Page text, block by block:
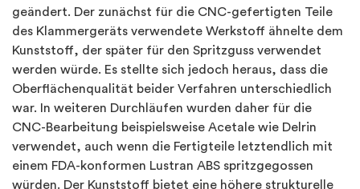
geändert. Der zunächst für die CNC-gefertigten Teile
des Klammergeräts verwendete Werkstoff ähnelte dem
Kunststoff, der später für den Spritzguss verwendet
werden würde. Es stellte sich jedoch heraus, dass die
Oberflächenqualität beider Verfahren unterschiedlich
war. In weiteren Durchläufen wurden daher für die
CNC-Bearbeitung beispielsweise Acetale wie Delrin
verwendet, auch wenn die Fertigteile letztendlich mit
einem FDA-konformen Lustran ABS spritzgegossen
würden. Der Kunststoff bietet eine höhere strukturelle